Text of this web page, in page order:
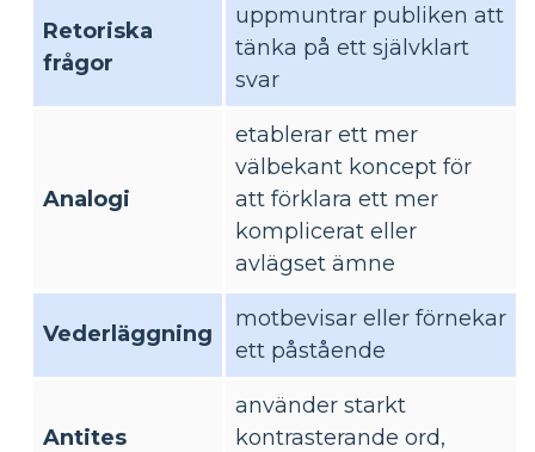
Retoriska
frågor
uppmuntrar publiken att
tänka på ett självklart
svar
Analogi
etablerar ett mer
välbekant koncept för
att förklara ett mer
komplicerat eller
avlägset ämne
Vederläggning
motbevisar eller förnekar
ett påstående
Antites
använder starkt
kontrasterande ord,